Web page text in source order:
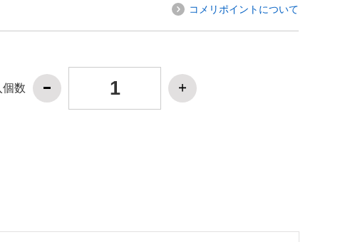
コメリポイントについて
個数